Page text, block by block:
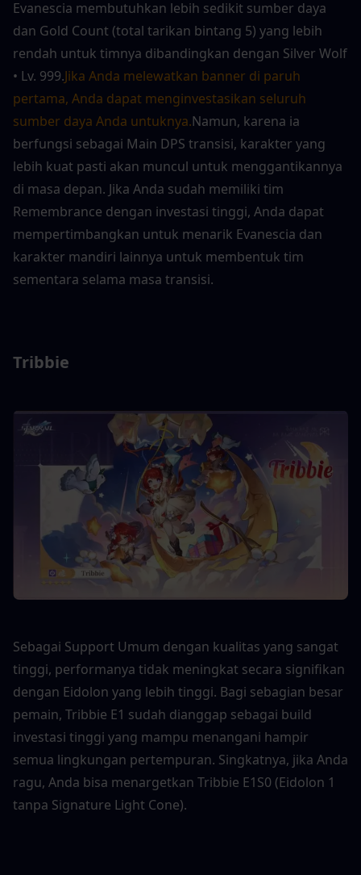
Evanescia membutuhkan lebih sedikit sumber daya
dan Gold Count (total tarikan bintang 5) yang lebih
rendah untuk timnya dibandingkan dengan Silver Wolf
• Lv. 999.Jika Anda melewatkan banner di paruh
pertama, Anda dapat menginvestasikan seluruh
sumber daya Anda untuknya.Namun, karena ia
berfungsi sebagai Main DPS transisi, karakter yang
lebih kuat pasti akan muncul untuk menggantikannya
di masa depan. Jika Anda sudah memiliki tim
Remembrance dengan investasi tinggi, Anda dapat
mempertimbangkan untuk menarik Evanescia dan
karakter mandiri lainnya untuk membentuk tim
sementara selama masa transisi.
Tribbie
Sebagai Support Umum dengan kualitas yang sangat
tinggi, performanya tidak meningkat secara signifikan
dengan Eidolon yang lebih tinggi. Bagi sebagian besar
pemain, Tribbie E1 sudah dianggap sebagai build
investasi tinggi yang mampu menangani hampir
semua lingkungan pertempuran. Singkatnya, jika Anda
ragu, Anda bisa menargetkan Tribbie E1S0 (Eidolon 1
tanpa Signature Light Cone).